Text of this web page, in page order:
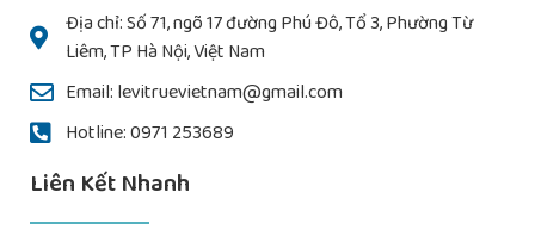
Địa chỉ: Số 71, ngõ 17 đường Phú Đô, Tổ 3, Phường Từ
Liêm, TP Hà Nội, Việt Nam
Email: levitruevietnam@gmail.com
Hotline: 0971 253689
Liên Kết Nhanh